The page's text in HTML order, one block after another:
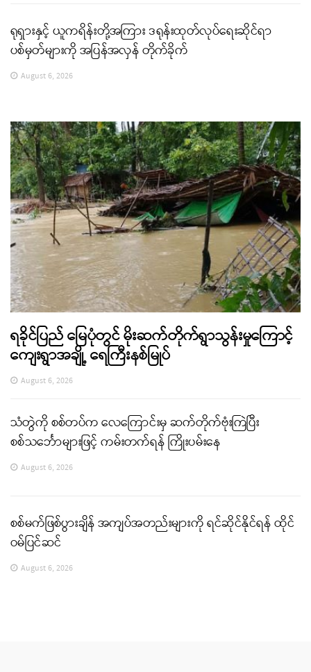
ရုရှားနှင့် ယူကရိန်းတို့အကြား ဒရုန်းထုတ်လုပ်ရေးဆိုင်ရာ
ပစ်မှတ်များကို အပြန်အလှန် တိုက်ခိုက်
August 6, 2026
ရခိုင်ပြည် မြေပုံတွင် မိုးဆက်တိုက်ရွာသွန်းမှုကြောင့်
ကျေးရွာအချို့ ရေကြီးနစ်မြုပ်
August 6, 2026
သံတွဲကို စစ်တပ်က လေကြောင်းမှ ဆက်တိုက်ဗုံးကြဲပြီး
စစ်သင်္ဘောများဖြင့် ကမ်းတက်ရန် ကြိုးပမ်းနေ
August 6, 2026
စစ်မက်ဖြစ်ပွားချိန် အကျပ်အတည်းများကို ရင်ဆိုင်နိုင်ရန် ထိုင်
ဝမ်ပြင်ဆင်
August 6, 2026